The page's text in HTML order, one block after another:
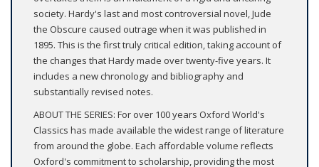
society. Hardy's last and most controversial novel, Jude
the Obscure caused outrage when it was published in
1895. This is the first truly critical edition, taking account of
the changes that Hardy made over twenty-five years. It
includes a new chronology and bibliography and
substantially revised notes.
ABOUT THE SERIES: For over 100 years Oxford World's
Classics has made available the widest range of literature
from around the globe. Each affordable volume reflects
Oxford's commitment to scholarship, providing the most